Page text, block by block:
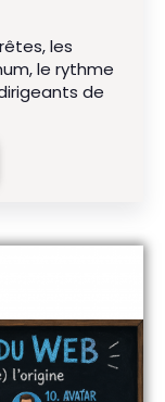
les
le rythme
de